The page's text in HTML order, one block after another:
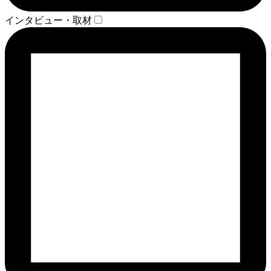
インタビュー・取材